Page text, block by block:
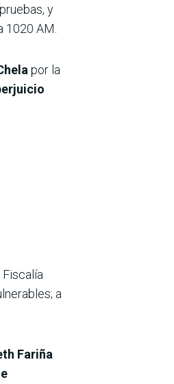
y
1020 AM.
por la
Fiscalía
a
Fariña